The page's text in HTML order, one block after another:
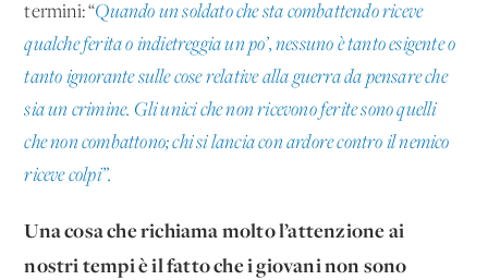
termini: “Quando un soldato che sta combattendo riceve
qualche ferita o indietreggia un po’, nessuno è tanto esigente o
tanto ignorante sulle cose relative alla guerra da pensare che
sia un crimine. Gli unici che non ricevono ferite sono quelli
che non combattono; chi si lancia con ardore contro il nemico
riceve colpi”.
Una cosa che richiama molto l’attenzione ai
nostri tempi è il fatto che i giovani non sono